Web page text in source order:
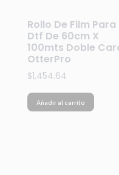
Rollo De Film Para
Dtf De 60cm X
100mts Doble
OtterPro
$1,454.64
Añadir al carrito